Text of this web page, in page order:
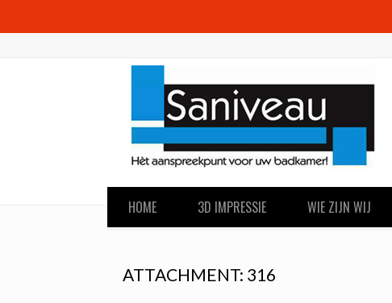
HOME 3D IMPRESSIE WIE ZIJN WIJ
ATTACHMENT: 316